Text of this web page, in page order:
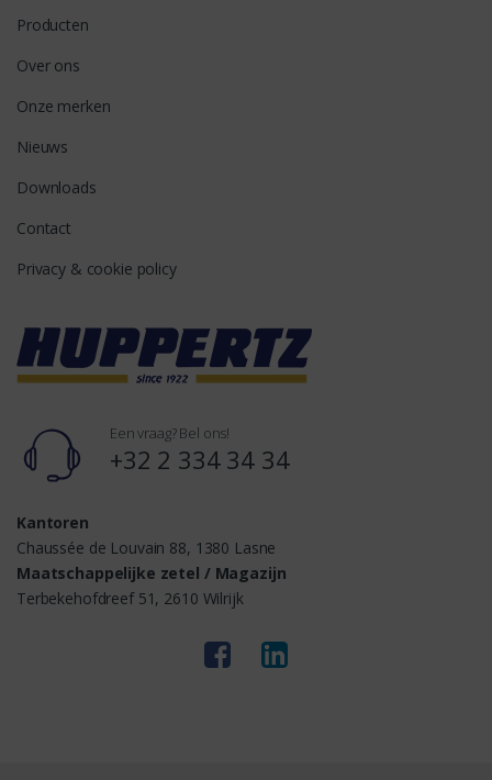
Producten
Over ons
Onze merken
Nieuws
Downloads
Contact
Privacy & cookie policy
Een vraag? Bel ons!
+32 2 334 34 34
Kantoren
Chaussée de Louvain 88, 1380 Lasne
Maatschappelijke zetel / Magazijn
Terbekehofdreef 51, 2610 Wilrijk